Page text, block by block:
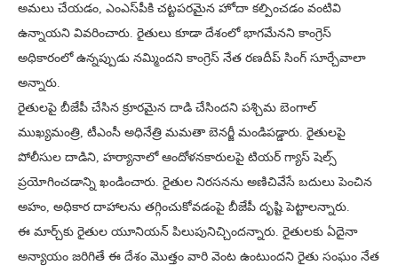
అమలు చేయడం, ఎంఎస్‌పీకి చట్టపరమైన హోదా కల్పించడం వంటివి
ఉన్నాయని వివరించారు. రైతులు కూడా దేశంలో భాగమేనని కాంగ్రెస్
అధికారంలో ఉన్నప్పుడు నమ్మిందని కాంగ్రెస్ నేత రణదీప్ సింగ్ సూర్చేవాలా
అన్నారు.
రైతులపై బీజేపీ చేసిన క్రూరమైన దాడి చేసిందని పశ్చిమ బెంగాల్
ముఖ్యమంత్రి, టీఎంసీ అధినేత్రి మమతా బెనర్జీ మండిపడ్డారు. రైతులపై
పోలీసుల దాడిని, హర్యానాలో ఆందోళనకారులపై టియర్ గ్యాస్ షెల్స్
ప్రయోగించడాన్ని ఖండించారు. రైతుల నిరసనను అణిచివేసే బదులు పెంచిన
అహం, అధికార దాహాలను తగ్గించుకోవడంపై బీజేపీ దృష్టి పెట్టాలన్నారు.
ఈ మార్చ్‌కు రైతుల యూనియన్ పిలుపునిచ్చిందన్నారు. రైతులకు ఏదైనా
అన్యాయం జరిగితే ఈ దేశం మొత్తం వారి వెంట ఉంటుందని రైతు సంఘం నేత